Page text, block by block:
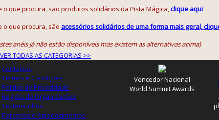
o que procura, são produtos solidários da Pista Mágica, clique aqui
o que procura, são acessórios solidários de uma forma mais geral,
anéis já não estão disponíveis mas existem as alternativas acima)
VER TODAS AS CATEGORIAS >>
Contactos
Termos e Condições
Política de Privacidade
Registo de Organizações
Testemunhos
Parcerias e Agradecimentos
Vencedor Nacional
World Summit Awards